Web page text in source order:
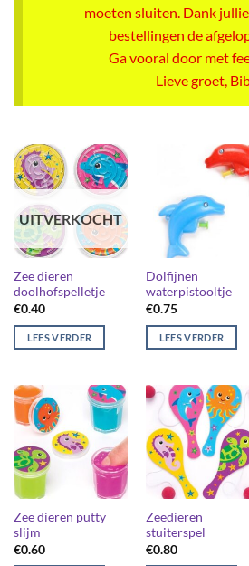
moeten sluiten. Dank
bestellingen de
Ga vooral door met
Lieve groet,
UITVERKOCHT
Zee dieren
doolhofspelletje
€0.40
LEES VERDER
Dolfijnen
waterpistooltje
€0.75
LEES VERDER
Zee dieren putty
slijm
€0.60
Zeedieren
stuiterspel
€0.80